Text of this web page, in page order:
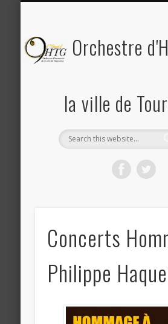
Orchestre
la ville de
Concerts
Philippe